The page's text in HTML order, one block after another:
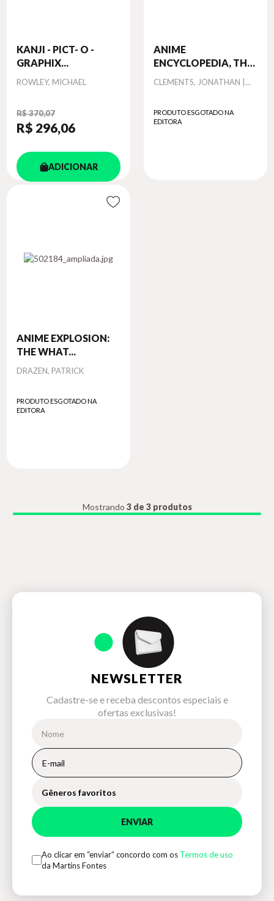
KANJI - PICT- O -
GRAPHIX...
Autor
ROWLEY, MICHAEL
R$ 370,07
R$ 296,06
ADICIONAR
ANIME
ENCYCLOPEDIA, THE
-...
Autor
CLEMENTS, JONATHAN |...
PRODUTO ESGOTADO NA
EDITORA
ANIME EXPLOSION:
THE WHAT...
Autor
DRAZEN, PATRICK
PRODUTO ESGOTADO NA
EDITORA
Mostrando 3 de 3 produtos
NEWSLETTER
Cadastre-se e receba descontos especiais e
ofertas exclusivas!
Gêneros favoritos
ENVIAR
Ao clicar em “enviar” concordo com os Termos de uso
da Martins Fontes